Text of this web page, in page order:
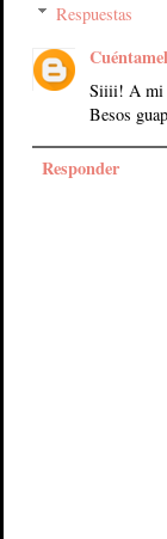
Respuestas
Siiii! A mi
Besos
Responder